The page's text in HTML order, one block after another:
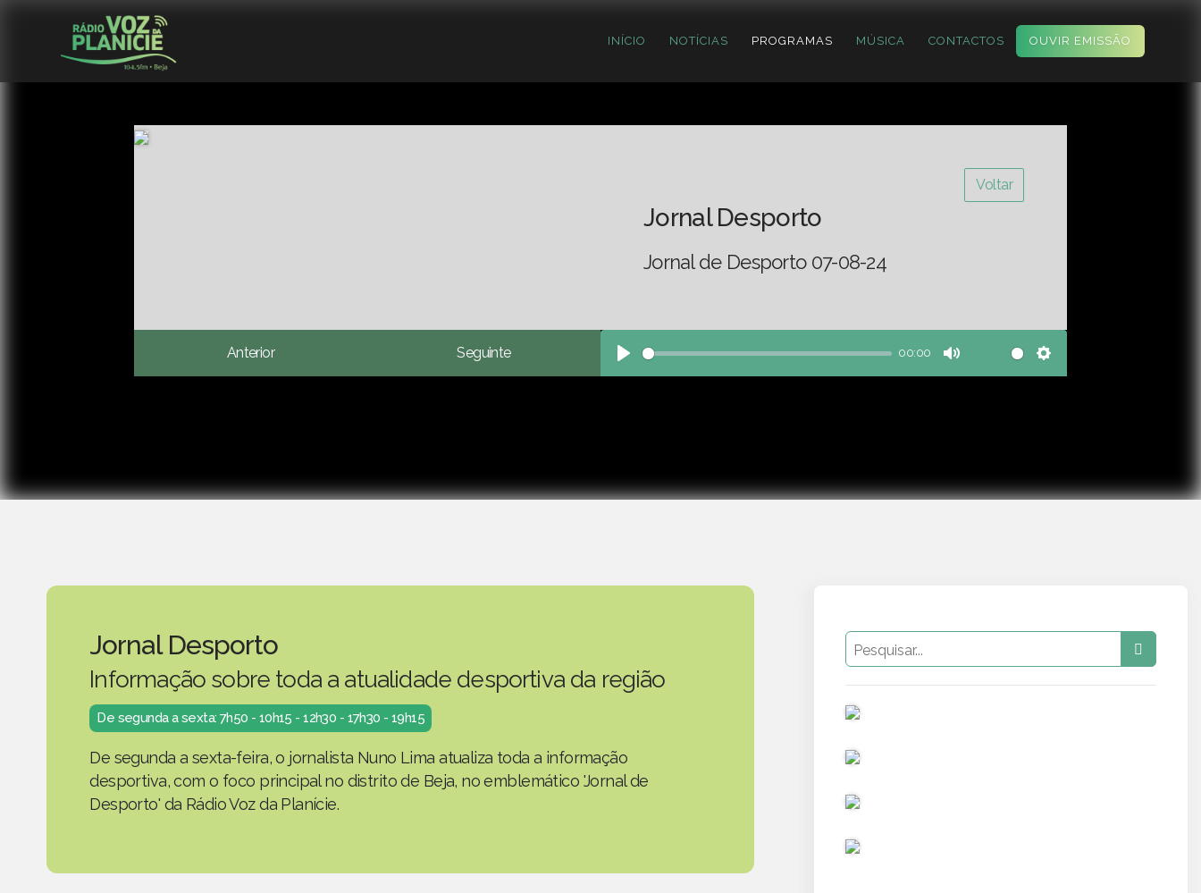
INÍCIO NOTÍCIAS PROGRAMAS MÚSICA CONTACTOS OUVIR EMISSÃO
Voltar
Jornal Desporto
Jornal de Desporto 07-08-24
Anterior Seguinte
Play
00:00
Mute Settings
Jornal Desporto
Informação sobre toda a atualidade desportiva da região
De segunda a sexta: 7h50 - 10h15 - 12h30 - 17h30 - 19h15
De segunda a sexta-feira, o jornalista Nuno Lima atualiza toda a informação
desportiva, com o foco principal no distrito de Beja, no emblemático 'Jornal de
Desporto' da Rádio Voz da Planície.